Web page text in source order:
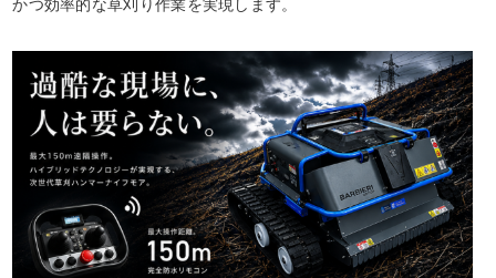
かつ効率的な草刈り作業を実現します。